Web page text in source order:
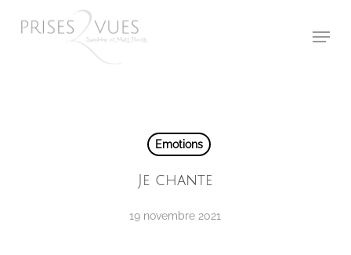
Menu
Emotions
Je chante
19 novembre 2021